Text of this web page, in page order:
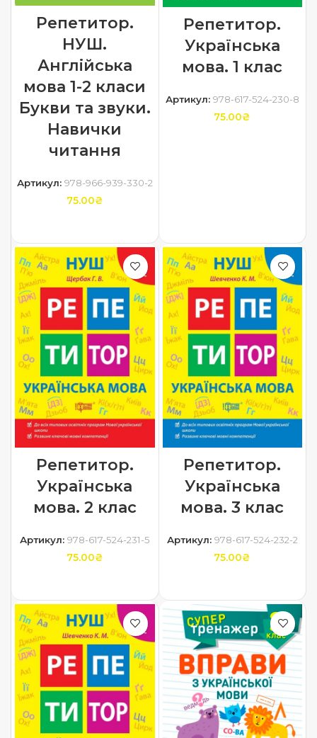
Репетитор.
НУШ.
Англійська
мова 1-2 класи
Букви та звуки.
Навички
читання
Артикул: 978-966-939-330-2
75.00₴
Репетитор.
Українська
мова. 1 клас
Артикул: 978-617-524-230-8
75.00₴
Репетитор.
Українська
мова. 2 клас
Артикул: 978-617-524-231-5
75.00₴
Репетитор.
Українська
мова. 3 клас
Артикул: 978-617-524-232-2
75.00₴